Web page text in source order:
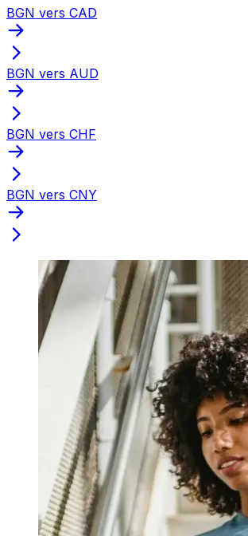
BGN vers CAD
BGN vers AUD
BGN vers CHF
BGN vers CNY